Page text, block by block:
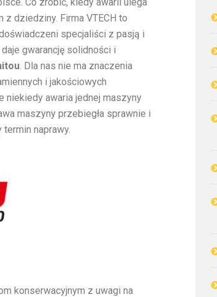
dziedziny. Firma VTECH to
specjaliści z pasją i
gwarancję solidności i
. Dla nas nie ma znaczenia
i jakościowych
niekiedy awaria jednej maszyny
maszyny przebiegła sprawnie i
naprawy.
konserwacyjnym z uwagi na